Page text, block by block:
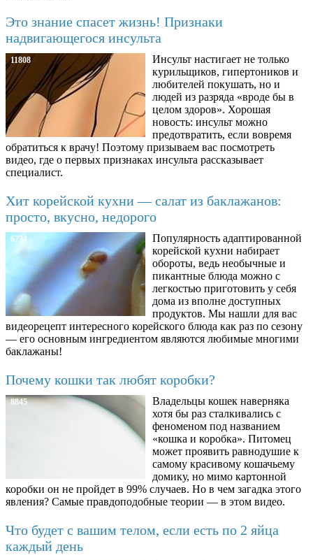
Это знание спасет жизнь! Признаки
надвигающегося инсульта
11808
Инсульт настигает не только
курильщиков, гипертоников и
любителей покушать, но и
людей из разряда «вроде бы в
целом здоров». Хорошая
новость: инсульт можно
предотвратить, если вовремя
обратиться к врачу! Поэтому призываем вас посмотреть
видео, где о первых признаках инсульта рассказывает
специалист.
Хит корейской кухни — салат из баклажанов:
просто, вкусно, недорого
6734
Популярность адаптированной
корейской кухни набирает
обороты, ведь необычные и
пикантные блюда можно с
легкостью приготовить у себя
дома из вполне доступных
продуктов. Мы нашли для вас
видеорецепт интересного корейского блюда как раз по сезону
— его основным ингредиентом являются любимые многими
баклажаны!
Почему кошки так любят коробки?
8845
Владельцы кошек наверняка
хотя бы раз сталкивались с
феноменом под названием
«кошка и коробка». Питомец
может проявить равнодушие к
самому красивому кошачьему
домику, но мимо картонной
коробки он не пройдет в 99% случаев. Но в чем загадка этого
явления? Самые правдоподобные теории — в этом видео.
Что будет с вашим телом, если есть по 2 яйца
каждый день